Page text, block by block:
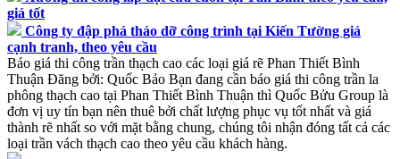
giá tốt
Công ty đập phá tháo dỡ công trình tại Kiến Tường giá
cạnh tranh, theo yêu cầu
Báo giá thi công trần thạch cao các loại giá rẽ Phan Thiết Bình
Thuận Đăng bởi: Quốc Bảo Bạn đang cần báo giá thi công trần la
phông thạch cao tại Phan Thiết Bình Thuận thì Quốc Bửu Group là
đơn vị uy tín bạn nên thuê bởi chất lượng phục vụ tốt nhất và giá
thành rẽ nhất so với mặt bằng chung, chúng tôi nhận đóng tất cả các
loại trần vách thạch cao theo yêu cầu khách hàng.